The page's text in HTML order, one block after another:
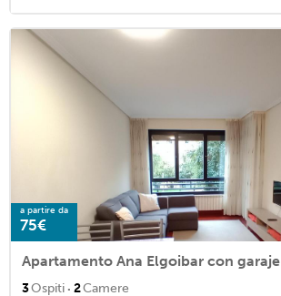
a partire da
75€
Apartamento Ana Elgoibar con garaje
3Ospiti · 2Camere